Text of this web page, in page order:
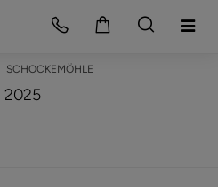
SCHOCKEMÖHLE
2025